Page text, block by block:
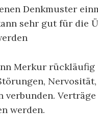
Denkmuster
sehr gut für die
Merkur
verbunden.
werden.